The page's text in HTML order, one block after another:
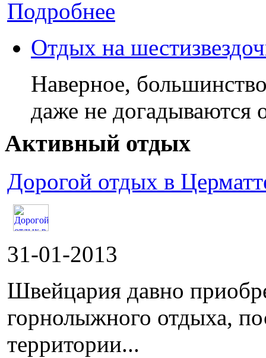
Подробнее
Отдых на
Наверное,
даже не
Активный отдых
Дорогой отдых в
31-01-2013
Швейцария давно
горнолыжного отдыха,
территории...